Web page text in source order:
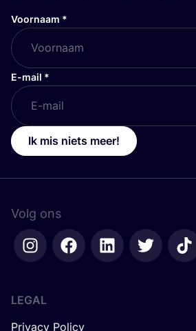
Voornaam *
E-mail *
Ik mis niets meer!
Volg ons
LEGAL
Privacy Policy